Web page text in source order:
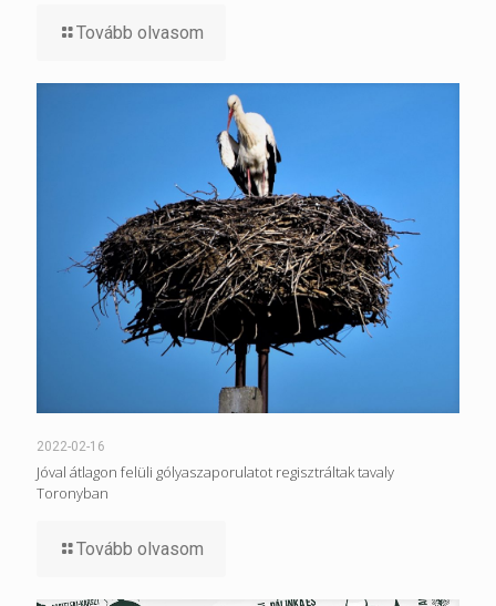
Tovább olvasom
2022-02-16
Jóval átlagon felüli gólyaszaporulatot regisztráltak tavaly
Toronyban
Tovább olvasom